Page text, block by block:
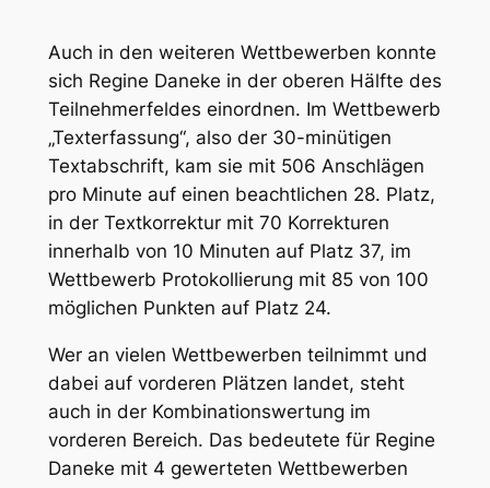
Auch in den weiteren Wettbewerben konnte
sich Regine Daneke in der oberen Hälfte des
Teilnehmerfeldes einordnen. Im Wettbewerb
„Texterfassung“, also der 30-minütigen
Textabschrift, kam sie mit 506 Anschlägen
pro Minute auf einen beachtlichen 28. Platz,
in der Textkorrektur mit 70 Korrekturen
innerhalb von 10 Minuten auf Platz 37, im
Wettbewerb Protokollierung mit 85 von 100
möglichen Punkten auf Platz 24.
Wer an vielen Wettbewerben teilnimmt und
dabei auf vorderen Plätzen landet, steht
auch in der Kombinationswertung im
vorderen Bereich. Das bedeutete für Regine
Daneke mit 4 gewerteten Wettbewerben